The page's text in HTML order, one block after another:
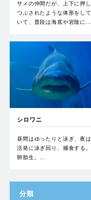
サメの仲間だが、上下に押し
つぶされたような体形をして
いて、普段は海底や岩陰に…
シロワニ
昼間はゆったりと泳ぎ、夜は
活発に泳ぎ回り、捕食する。
卵胎生。…
分類